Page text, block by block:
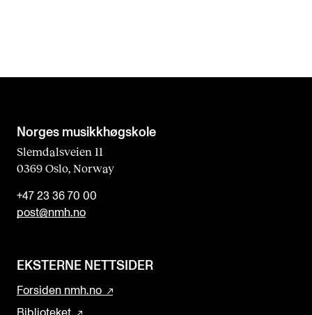
Norges musikk­høgskole
Slemdalsveien 11
0369 Oslo, Norway
+47 23 36 70 00
post@nmh.no
EKSTERNE NETTSIDER
Forsiden nmh.no
Biblioteket